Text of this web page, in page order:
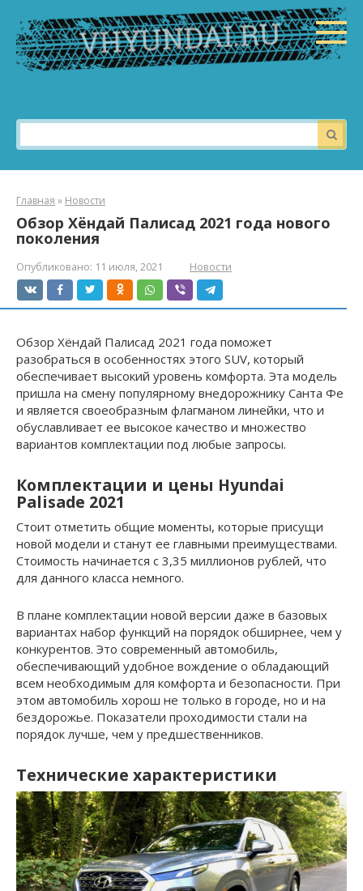
контенту
Поиск:
Главная » Новости
Обзор Хёндай Палисад 2021 года нового
поколения
Опубликовано: 11 июля, 2021 Новости
Обзор Хёндай Палисад 2021 года поможет
разобраться в особенностях этого SUV, который
обеспечивает высокий уровень комфорта. Эта модель
пришла на смену популярному внедорожнику Санта Фе
и является своеобразным флагманом линейки, что и
обуславливает ее высокое качество и множество
вариантов комплектации под любые запросы.
Комплектации и цены Hyundai
Palisade 2021
Стоит отметить общие моменты, которые присущи
новой модели и станут ее главными преимуществами.
Стоимость начинается с 3,35 миллионов рублей, что
для данного класса немного.
В плане комплектации новой версии даже в базовых
вариантах набор функций на порядок обширнее, чем у
конкурентов. Это современный автомобиль,
обеспечивающий удобное вождение о обладающий
всем необходимым для комфорта и безопасности. При
этом автомобиль хорош не только в городе, но и на
бездорожье. Показатели проходимости стали на
порядок лучше, чем у предшественников.
Технические характеристики